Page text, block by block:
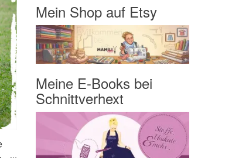
Mein Shop auf Etsy
Meine E-Books bei
Schnittverhext